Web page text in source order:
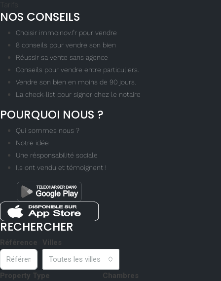
Tarifs
NOS CONSEILS
Choisir immoinov.fr pour vendre
8 conseils pour vendre son bien
Réussir sa vente sans agence
Conseils pour vendre entre particuliers.
Vendre son bien en moins de 90 jours.
La check-list pour signer chez le notaire
POURQUOI NOUS ?
Qui sommes nous ?
Notre idée
Une résponsabilité sociale
Ils ont vendu et témoignent !
RECHERCHER
Référence
Villes
Toutes les villes
Property Type
Chambres